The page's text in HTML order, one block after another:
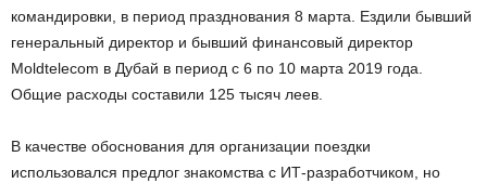
командировки, в период празднования 8 марта. Ездили бывший
генеральный директор и бывший финансовый директор
Moldtelecom в Дубай в период с 6 по 10 марта 2019 года.
Общие расходы составили 125 тысяч леев.
В качестве обоснования для организации поездки
использовался предлог знакомства с ИТ-разработчиком, но